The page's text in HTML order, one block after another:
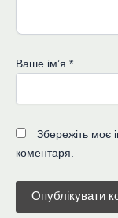
Ваше імʼя *
Збережіть моє
коментаря.